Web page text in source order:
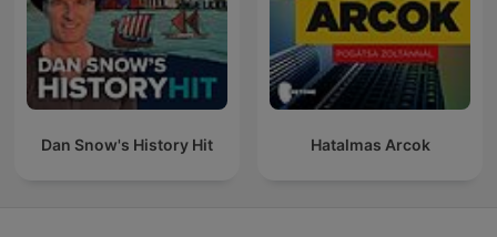
Dan Snow's History Hit Hatalmas Arcok